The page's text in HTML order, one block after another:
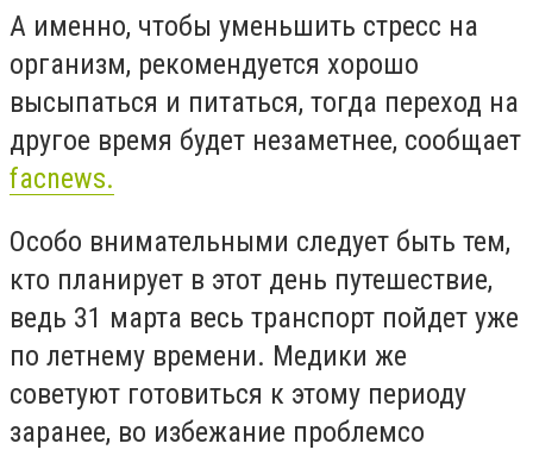
А именно, чтобы уменьшить стресс на
организм, рекомендуется хорошо
высыпаться и питаться, тогда переход на
другое время будет незаметнее, сообщает
facnews.
Особо внимательными следует быть тем,
кто планирует в этот день путешествие,
ведь 31 марта весь транспорт пойдет уже
по летнему времени. Медики же
советуют готовиться к этому периоду
заранее, во избежание проблемсо